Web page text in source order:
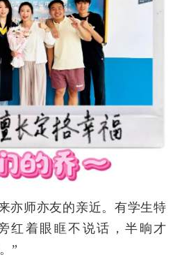
亦师亦友的亲近。有学生特
红着眼眶不说话，半晌才
。”